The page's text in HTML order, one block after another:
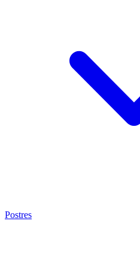
Postres